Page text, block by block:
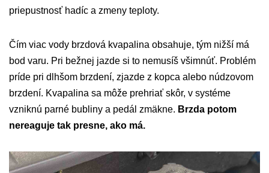
priepustnosť hadíc a zmeny teploty.
Čím viac vody brzdová kvapalina obsahuje, tým nižší má
bod varu. Pri bežnej jazde si to nemusíš všimnúť. Problém
príde pri dlhšom brzdení, zjazde z kopca alebo núdzovom
brzdení. Kvapalina sa môže prehriať skôr, v systéme
vzniknú parné bubliny a pedál zmäkne. Brzda potom
nereaguje tak presne, ako má.